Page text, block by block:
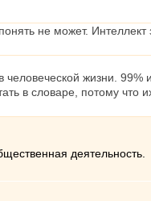
не может. Интеллект
жизни. 99%
в словаре, потому что
деятельность.